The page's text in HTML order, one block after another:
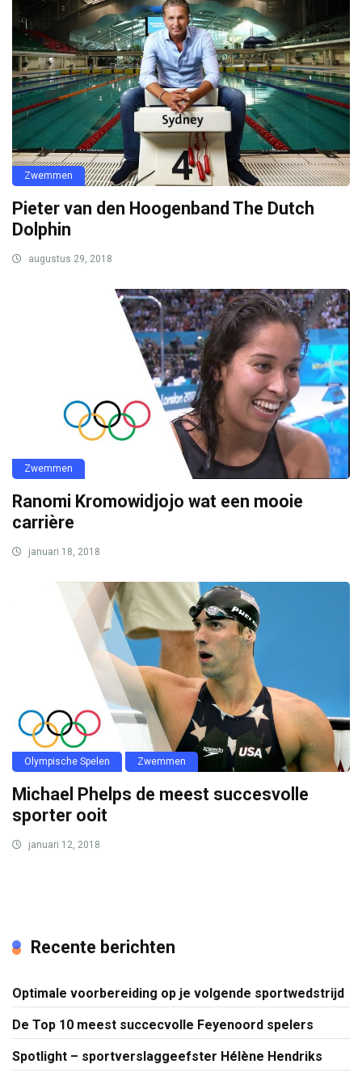
Zwemmen
Pieter van den Hoogenband The Dutch
Dolphin
augustus 29, 2018
Zwemmen
Ranomi Kromowidjojo wat een mooie
carrière
januari 18, 2018
Olympische Spelen Zwemmen
Michael Phelps de meest succesvolle
sporter ooit
januari 12, 2018
Recente berichten
Optimale voorbereiding op je volgende sportwedstrijd
De Top 10 meest succecvolle Feyenoord spelers
Spotlight – sportverslaggeefster Hélène Hendriks